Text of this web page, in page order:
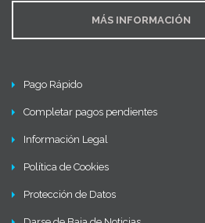
MÁS INFORMACIÓN
Pago Rápido
Completar pagos pendientes
Información Legal
Política de Cookies
Protección de Datos